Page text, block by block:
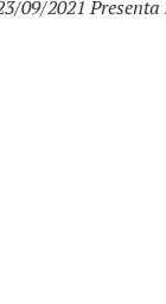
09/2021